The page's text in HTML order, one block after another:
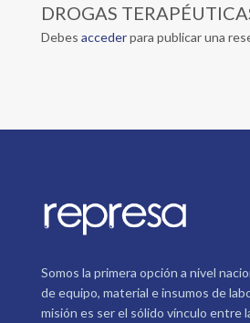
DROGAS
Debes accederpara publicar una
Somos la primera opción a nivel
de equipo, material e insumos de
misión es ser el sólido vínculo entre